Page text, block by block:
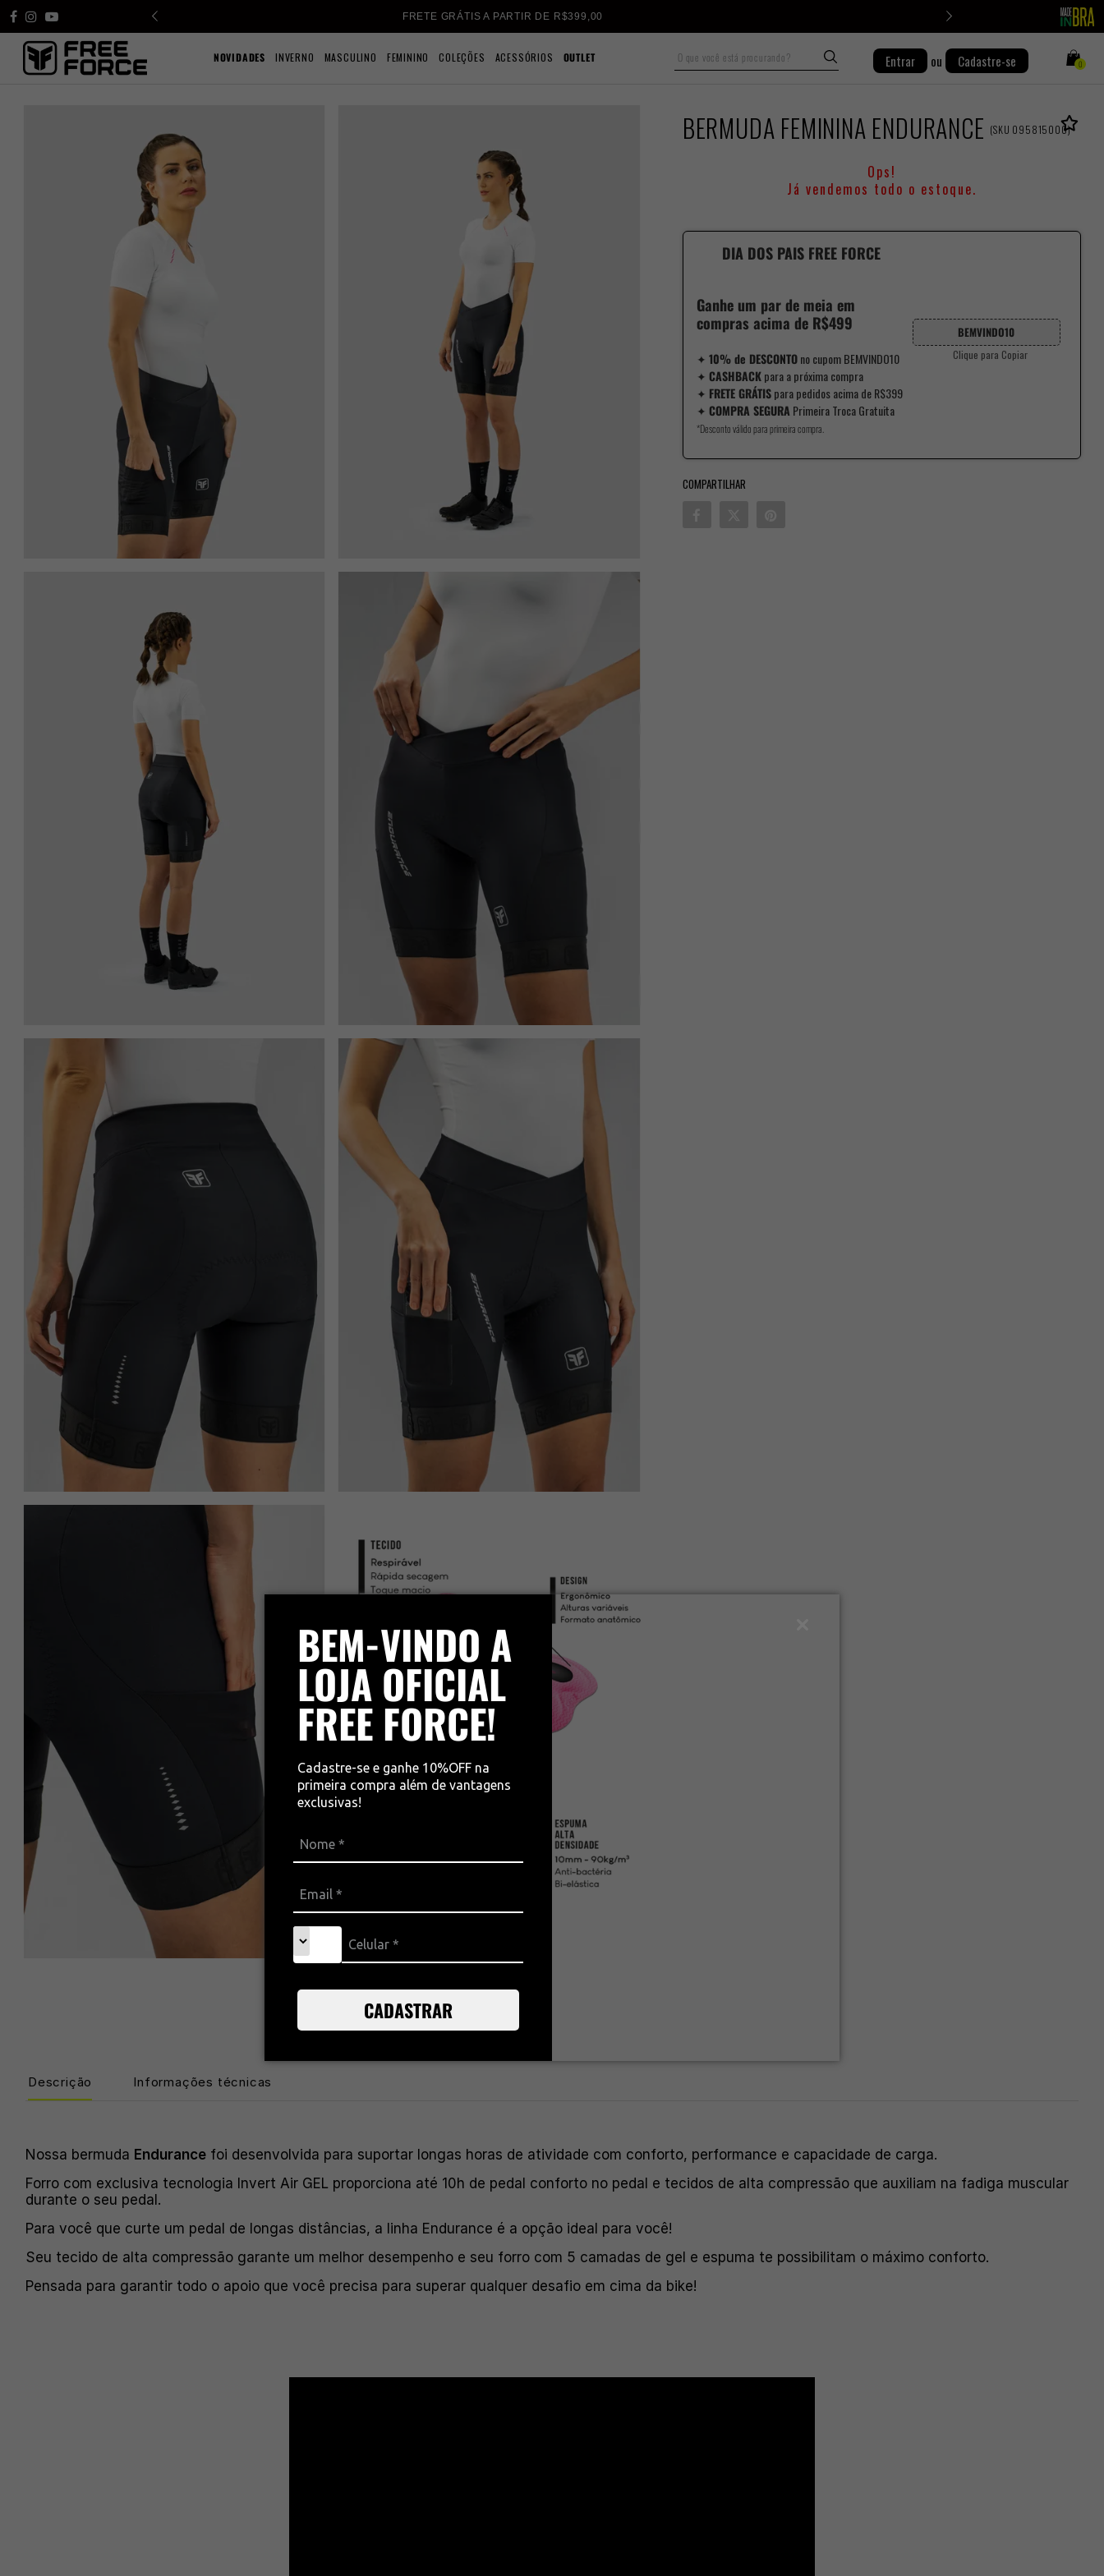
BEM-VINDO A
LOJA OFICIAL
FREE FORCE!
Cadastre-se e ganhe 10%OFF na
primeira compra além de vantagens
exclusivas!
CADASTRAR
10% OFF NO CUPOM BEMVINDO10
NOVIDADES INVERNO MASCULINO FEMININO COLEÇÕES ACESSÓRIOS OUTLET Entrar ou Cadastre-se 0
BERMUDA FEMININA ENDURANCE (SKU 095815000)
Ops!
Já vendemos todo o estoque.
DIA DOS PAIS FREE FORCE
Ganhe um par de meia em
compras acima de R$499
✦ 10% de DESCONTOno cupom BEMVINDO10
✦ CASHBACKpara a próxima compra
✦ FRETE GRÁTISpara pedidos acima de R$399
✦ COMPRA SEGURA Primeira Troca Gratuita
*Desconto válido para primeira compra.
BEMVINDO10
Clique para Copiar
COMPARTILHAR
Descrição Informações técnicas
Nossa bermuda Endurance foi desenvolvida para suportar longas horas de atividade com conforto, performance e capacidade de carga.
Forro com exclusiva tecnologia Invert Air GEL proporciona até 10h de pedal conforto no pedal e tecidos de alta compressão que auxiliam na fadiga muscular
durante o seu pedal.
Para você que curte um pedal de longas distâncias, a linha Endurance é a opção ideal para você!
Seu tecido de alta compressão garante um melhor desempenho e seu forro com 5 camadas de gel e espuma te possibilitam o máximo conforto.
Pensada para garantir todo o apoio que você precisa para superar qualquer desafio em cima da bike!